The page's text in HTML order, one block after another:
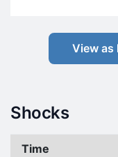
View as
Shocks
Time